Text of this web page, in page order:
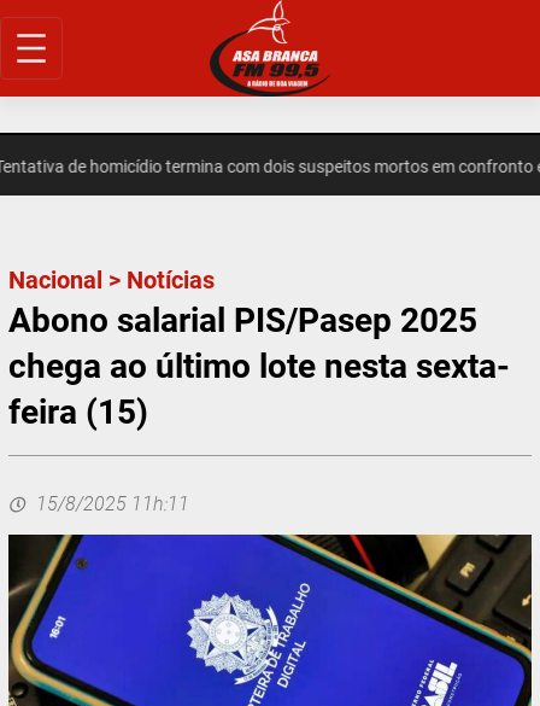
Pular
para
de homicídio termina com dois suspeitos mortos em confronto em
Nacional > Notícias
Abono salarial PIS/Pasep 2025
chega ao último lote nesta sexta-
feira (15)
15/8/2025 11h:11